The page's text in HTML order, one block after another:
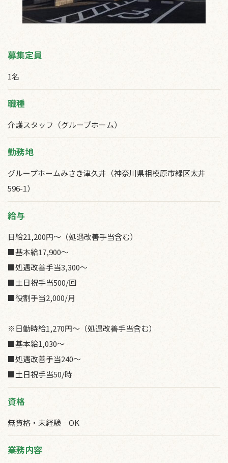
募集定員
1名
職種
介護スタッフ（グループホーム）
勤務地
グループホームみさき津久井（神奈川県相模原市緑区太井
596-1）
給与
日給21,200円～（処遇改善手当含む）
■基本給17,900～
■処遇改善手当3,300～
■土日祝手当500/回
■役割手当2,000/月
※日勤時給1,270円～（処遇改善手当含む）
■基本給1,030～
■処遇改善手当240～
■土日祝手当50/時
資格
無資格・未経験 OK
業務内容